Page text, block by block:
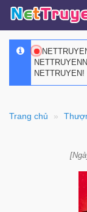
NETTRUYEN!
Trang chủ